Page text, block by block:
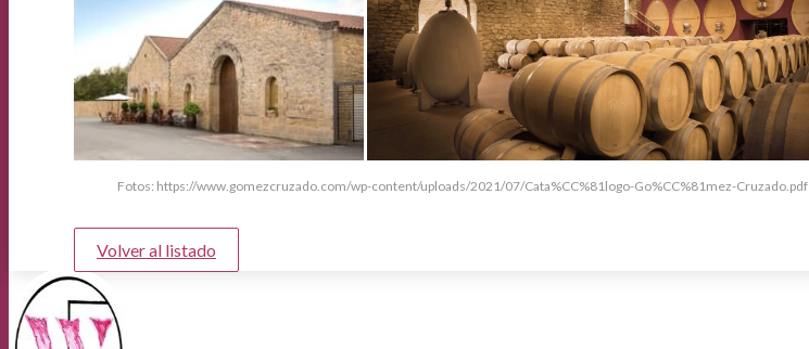
Fotos: https://www.gomezcruzado.com/wp-content/uploads/2021/07/Cata%CC%81logo-Go%CC%81mez-Cruzado.pdf
Volver al listado